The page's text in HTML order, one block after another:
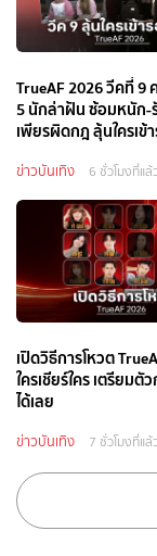
TrueAF 2026 วีคที่ 9
5 นักล่าฝัน ซ้อมหนัก-
เพียรผิดกฎ ลุ้นใครเข้
ข่าวบันเทิง 6 ชั่วโมงที่แล้
เปิดวิธีการโหวต
ใครเชียร์ใคร เตรียมตั
ได้เลย
ข่าวบันเทิง 7 ชั่วโมงที่แล้